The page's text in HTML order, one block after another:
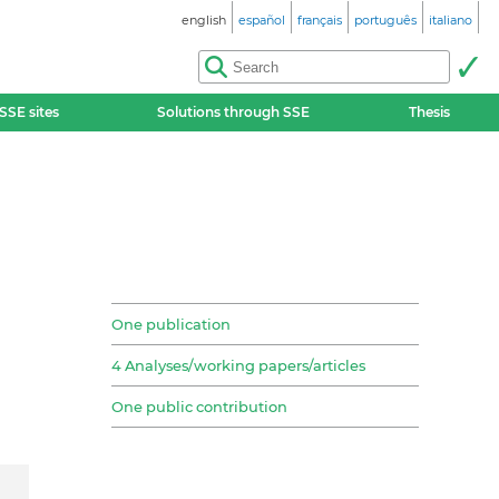
english español français português italiano
SSE sites Solutions through SSE Thesis
One publication
4 Analyses/working papers/articles
One public contribution